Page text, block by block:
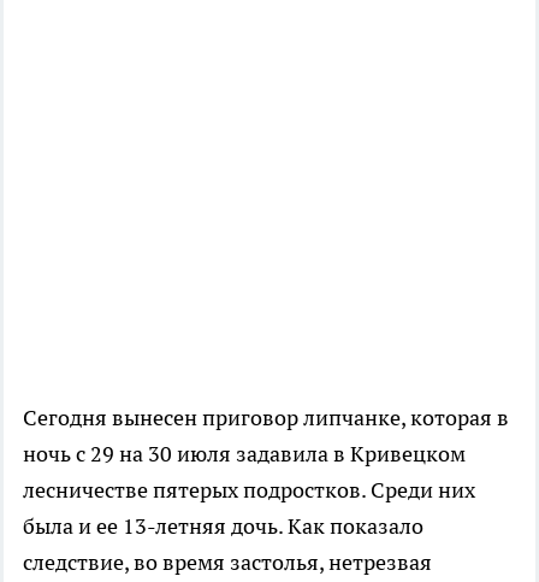
Сегодня вынесен приговор липчанке, которая в
ночь с 29 на 30 июля задавила в Кривецком
лесничестве пятерых подростков. Среди них
была и ее 13-летняя дочь. Как показало
следствие, во время застолья, нетрезвая